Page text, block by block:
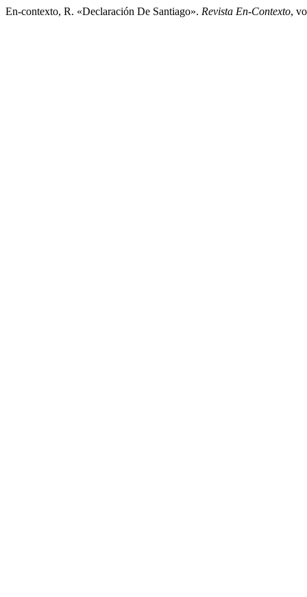
En-contexto, R. «Declaración De Santiago». Revista En-Contexto,